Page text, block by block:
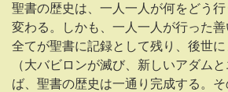
聖書の歴史は、一人一人が何をどう行
変わる。しかも、一人一人が行った
全てが聖書に記録として残り、後世に
（大バビロンが滅び、新しいアダム
ば、聖書の歴史は一通り完成する。